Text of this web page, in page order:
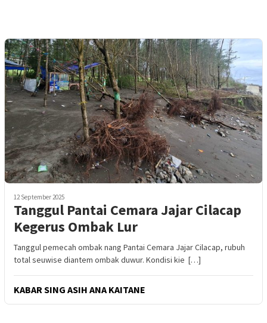
12 September 2025
Tanggul Pantai Cemara Jajar Cilacap
Kegerus Ombak Lur
Tanggul pemecah ombak nang Pantai Cemara Jajar Cilacap, rubuh
total seuwise diantem ombak duwur. Kondisi kie […]
KABAR SING ASIH ANA KAITANE